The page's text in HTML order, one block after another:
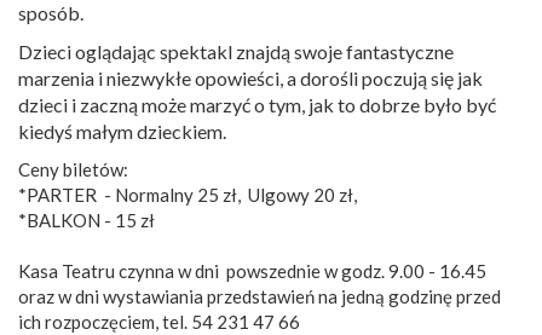
sposób.
Dzieci oglądając spektakl znajdą swoje fantastyczne
marzenia i niezwykłe opowieści, a dorośli poczują się jak
dzieci i zaczną może marzyć o tym, jak to dobrze było być
kiedyś małym dzieckiem.
Ceny biletów:
*PARTER - Normalny 25 zł, Ulgowy 20 zł,
*BALKON - 15 zł
Kasa Teatru czynna w dni powszednie w godz. 9.00 - 16.45
oraz w dni wystawiania przedstawień na jedną godzinę przed
ich rozpoczęciem, tel. 54 231 47 66